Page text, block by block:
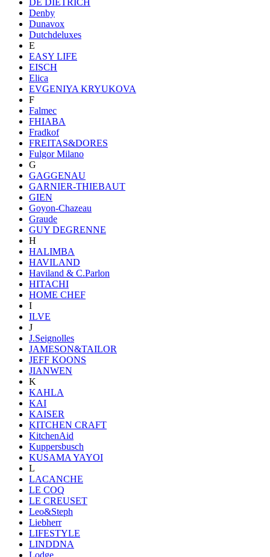
Denby
Dunavox
Dutchdeluxes
E
EASY LIFE
EISCH
Elica
EVGENIYA KRYUKOVA
F
Falmec
FHIABA
Fradkof
FREITAS&DORES
Fulgor Milano
G
GAGGENAU
GARNIER-THIEBAUT
GIEN
Goyon-Chazeau
Graude
GUY DEGRENNE
H
HALIMBA
HAVILAND
Haviland & C.Parlon
HITACHI
HOME CHEF
I
ILVE
J
J.Seignolles
JAMESON&TAILOR
JEFF KOONS
JIANWEN
K
KAHLA
KAI
KAISER
KITCHEN CRAFT
KitchenAid
Kuppersbusch
KUSAMA YAYOI
L
LACANCHE
LE COQ
LE CREUSET
Leo&Steph
Liebherr
LIFESTYLE
LINDDNA
Lodge